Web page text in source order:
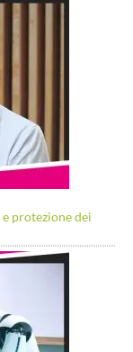
protezione dei